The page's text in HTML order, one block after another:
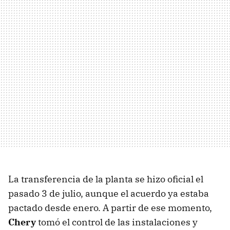
La transferencia de la planta se hizo oficial el
pasado 3 de julio, aunque el acuerdo ya estaba
pactado desde enero. A partir de ese momento,
Cherytomó el control de las instalaciones y